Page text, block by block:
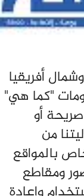
أفريقيا
"كما هي"
أو
من
بالمواقع
ومقاطع